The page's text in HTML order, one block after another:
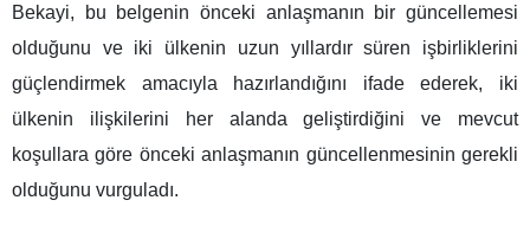
Bekayi, bu belgenin önceki anlaşmanın bir güncellemesi
olduğunu ve iki ülkenin uzun yıllardır süren işbirliklerini
güçlendirmek amacıyla hazırlandığını ifade ederek, iki
ülkenin ilişkilerini her alanda geliştirdiğini ve mevcut
koşullara göre önceki anlaşmanın güncellenmesinin gerekli
olduğunu vurguladı.